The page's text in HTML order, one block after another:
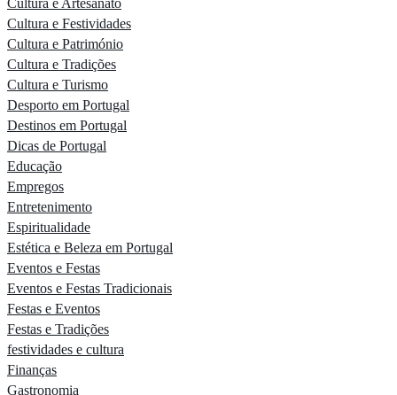
Cultura e Festividades
Cultura e Património
Cultura e Tradições
Cultura e Turismo
Desporto em Portugal
Destinos em Portugal
Dicas de Portugal
Educação
Empregos
Entretenimento
Espiritualidade
Estética e Beleza em Portugal
Eventos e Festas
Eventos e Festas Tradicionais
Festas e Eventos
Festas e Tradições
festividades e cultura
Finanças
Gastronomia